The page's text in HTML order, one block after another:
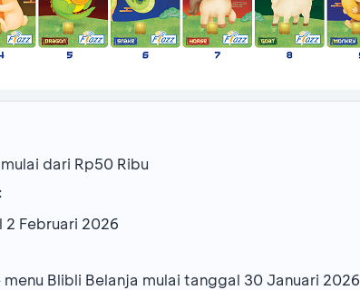
dari Rp50 Ribu
Februari 2026
Blibli Belanja mulai tanggal 30 Januari 2026